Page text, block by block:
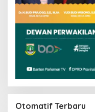
Otomatif Terbaru